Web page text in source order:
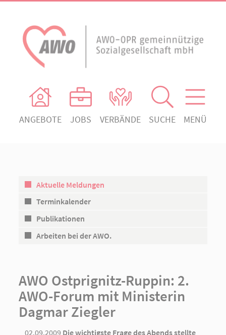
ANGEBOTE JOBS VERBÄNDE SUCHE MENÜ
AWO Ortsverein Rheinsberg
Aktuelle Meldungen
Terminkalender
Publikationen
Arbeiten bei der AWO.
AWO Ostprignitz-Ruppin: 2.
AWO-Forum mit Ministerin
Dagmar Ziegler
02.09.2009 Die wichtigste Frage des Abends stellte